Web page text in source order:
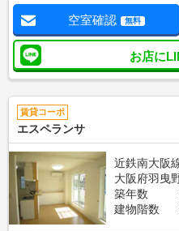
空室確認 無料
お店に
賃貸コーポ
エスペランサ
近鉄南大阪
大阪府羽曳
築年数
建物階数